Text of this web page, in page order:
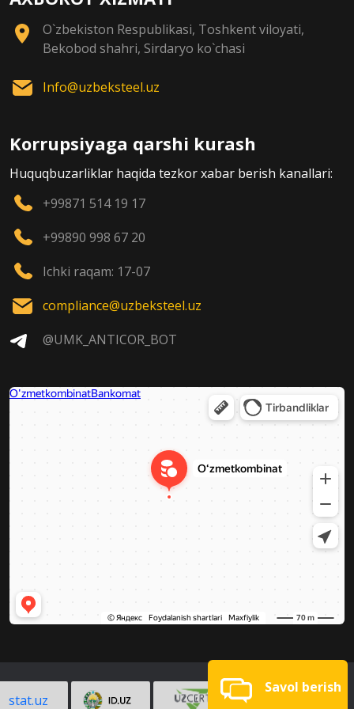
O`zbekiston Respublikasi, Toshkent viloyati,
Bekobod shahri, Sirdaryo ko`chasi
Info@uzbeksteel.uz
Korrupsiyaga qarshi kurash
Huquqbuzarliklar haqida tezkor xabar berish kanallari:
+99871 514 19 17
+99890 998 67 20
Ichki raqam: 17-07
compliance@uzbeksteel.uz
@UMK_ANTICOR_BOT
stat.uz
Savol berish